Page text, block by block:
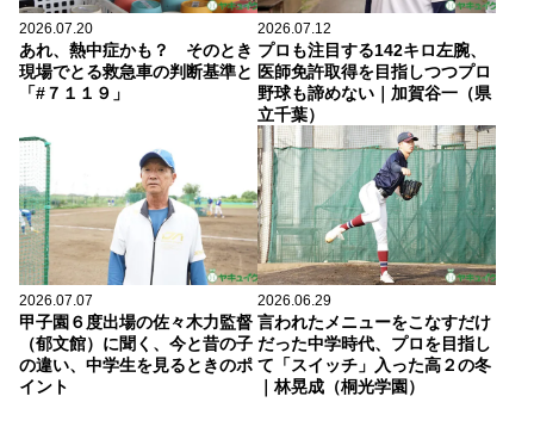
2026.07.20
あれ、熱中症かも？ そのとき
現場でとる救急車の判断基準と
「#７１１９」
2026.07.12
プロも注目する142キロ左腕、
医師免許取得を目指しつつプロ
野球も諦めない｜加賀谷一（県
立千葉）
2026.07.07
甲子園６度出場の佐々木力監督
（郁文館）に聞く、今と昔の子
の違い、中学生を見るときのポ
イント
2026.06.29
言われたメニューをこなすだけ
だった中学時代、プロを目指し
て「スイッチ」入った高２の冬
｜林晃成（桐光学園）